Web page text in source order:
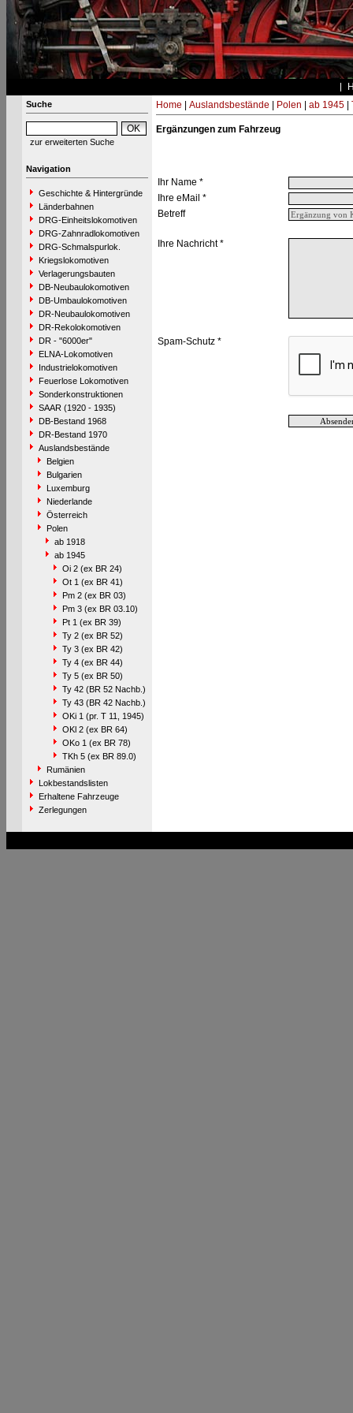
Suche
zur erweiterten Suche
Navigation
Geschichte & Hintergründe
Länderbahnen
DRG-Einheitslokomotiven
DRG-Zahnradlokomotiven
DRG-Schmalspurlok.
Kriegslokomotiven
Verlagerungsbauten
DB-Neubaulokomotiven
DB-Umbaulokomotiven
DR-Neubaulokomotiven
DR-Rekolokomotiven
DR - "6000er"
ELNA-Lokomotiven
Industrielokomotiven
Feuerlose Lokomotiven
Sonderkonstruktionen
SAAR (1920 - 1935)
DB-Bestand 1968
DR-Bestand 1970
Auslandsbestände
Belgien
Bulgarien
Luxemburg
Niederlande
Österreich
Polen
ab 1918
ab 1945
Oi 2 (ex BR 24)
Ot 1 (ex BR 41)
Pm 2 (ex BR 03)
Pm 3 (ex BR 03.10)
Pt 1 (ex BR 39)
Ty 2 (ex BR 52)
Ty 3 (ex BR 42)
Ty 4 (ex BR 44)
Ty 5 (ex BR 50)
Ty 42 (BR 52 Nachb.)
Ty 43 (BR 42 Nachb.)
OKi 1 (pr. T 11, 1945)
OKl 2 (ex BR 64)
OKo 1 (ex BR 78)
TKh 5 (ex BR 89.0)
Rumänien
Lokbestandslisten
Erhaltene Fahrzeuge
Zerlegungen
Home Auslandsbestände Polen ab 1945|
Ergänzungen zum Fahrzeug
Ihr Name *
Ihre eMail *
Betreff
Ihre Nachricht *
Spam-Schutz *